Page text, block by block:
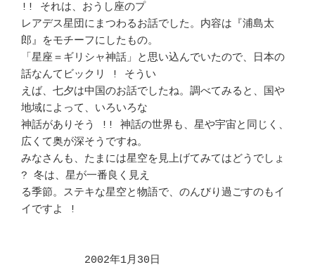
!! それは、おうし座のプ
レアデス星団にまつわるお話でした。内容は『浦島太
郎』をモチーフにしたもの。
「星座＝ギリシャ神話」と思い込んでいたので、日本の
話なんてビックリ ! そうい
えば、七夕は中国のお話でしたね。調べてみると、国や
地域によって、いろいろな
神話がありそう !! 神話の世界も、星や宇宙と同じく、
広くて奥が深そうですね。
みなさんも、たまには星空を見上げてみてはどうでしょ
? 冬は、星が一番良く見え
る季節。ステキな星空と物語で、のんびり過ごすのもイ
イですよ !
2002年1月30日